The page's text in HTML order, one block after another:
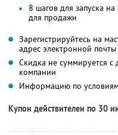
8 шагов для запуска
для продажи
Зарегистрируйтесь на
адрес электронной
Скидка не суммируется
компании
Информацию по
Купон действителен по 30